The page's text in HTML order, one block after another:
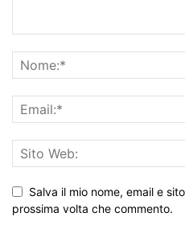
Salva il mio nome, email e
prossima volta che commento.